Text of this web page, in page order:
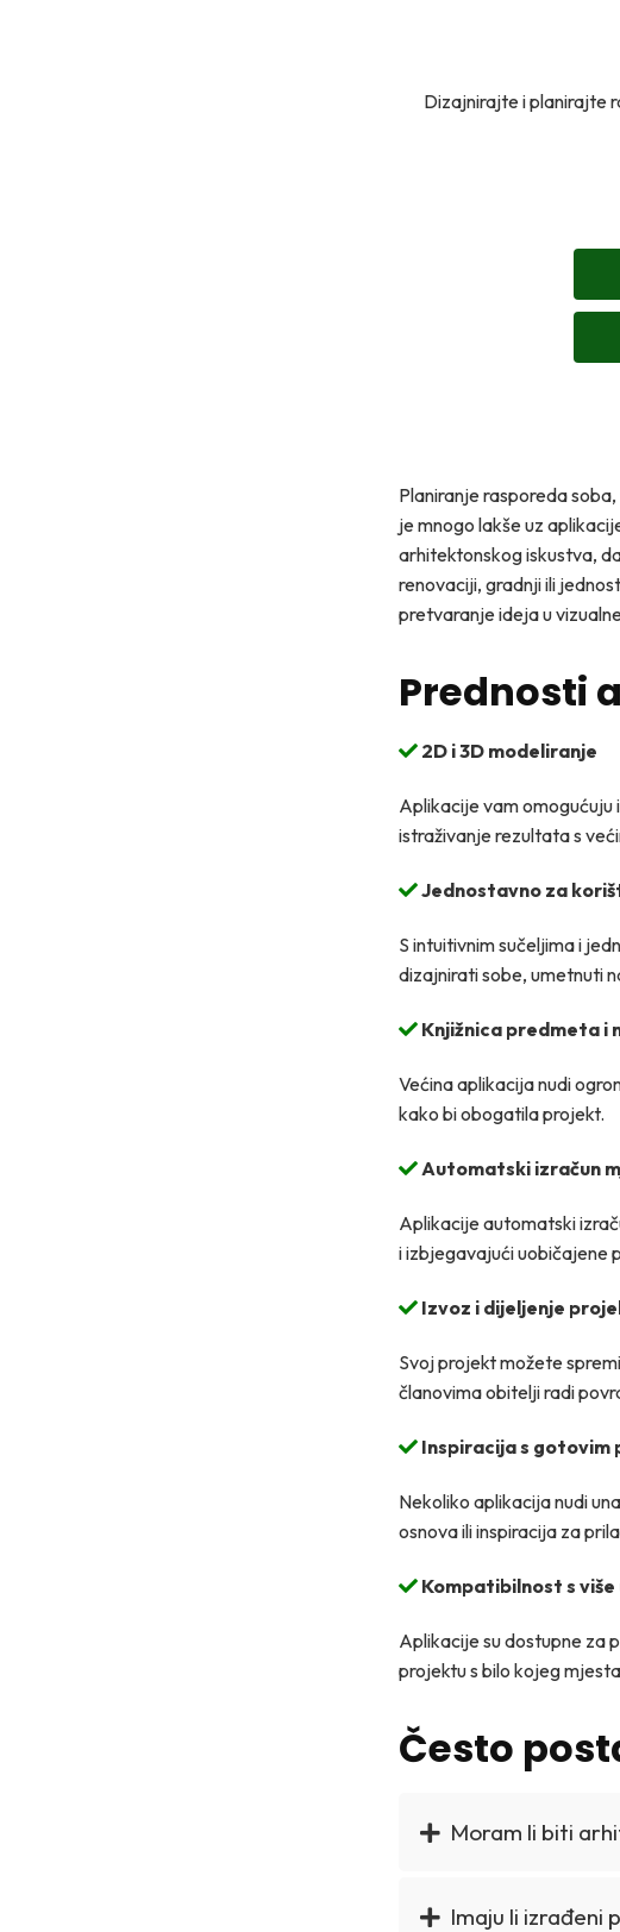
Dizajnirajte i planirajte
Planiranje rasporeda
je mnogo lakše uz
arhitektonskog iskustva,
renovaciji, gradnji ili
pretvaranje ideja u
Prednosti
2D i 3D modeliranje
Aplikacije vam omogućuju
istraživanje rezultata s
Jednostavno za
S intuitivnim sučeljima i
dizajnirati sobe, umetnuti
Knjižnica predmeta i
Većina aplikacija nudi
kako bi obogatila projekt.
Automatski izračun
Aplikacije automatski
i izbjegavajući uobičajene
Izvoz i dijeljenje
Svoj projekt možete
članovima obitelji radi
Inspiracija s gotovim
Nekoliko aplikacija nudi
osnova ili inspiracija za
Kompatibilnost s
Aplikacije su dostupne za
projektu s bilo kojeg
Često
Moram li biti
Imaju li izrađeni